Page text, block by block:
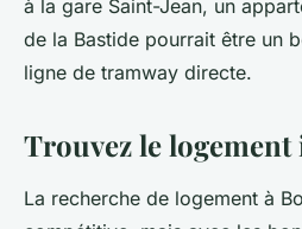
à la gare Saint-Jean, un
de la Bastide pourrait être un
ligne de tramway directe.
Trouvez le logement
La recherche de logement à